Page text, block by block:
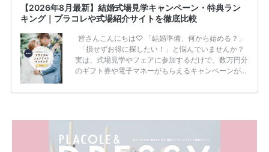
【2026年8月最新】結婚式場見学キャンペーン・特典ラン
キング｜プラコレや式場紹介サイトを徹底比較
皆さんこんにちは♡ 「結婚準備、何から始める？」
「損せずお得に探したい！」と悩んでいませんか？
実は、式場見学やフェアに参加するだけで、数万円分
のギフト券や電子マネーがもらえるキャンペーンがあ
ため、比較せずに選ぶと損をしてしまうことも……。
内容：特典金額・条件・応募方法・注意点 「どこが
一番お得？」「プラコレの特典は？」といった疑問も